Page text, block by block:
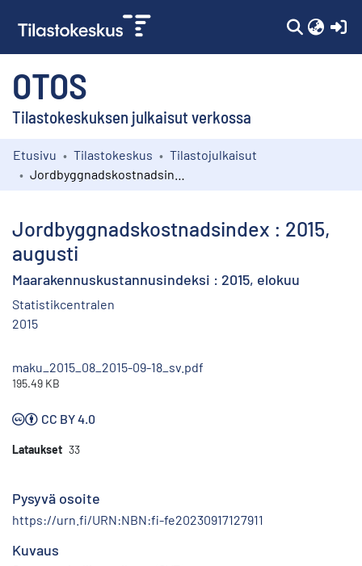
OTOS
Tilastokeskuksen julkaisut verkossa
Kokoelmat
Etusivu Tilastokeskus
Tilastojulkaisut
Jordbyggnadskostnadsindex : 2015,
augusti
Maarakennuskustannusindeksi : 2015, elokuu
Statistikcentralen
2015
maku_2015_08_2015-09-18_sv.pdf
195.49 KB
CC BY 4.0
Lataukset 33
Pysyvä osoite
https://urn.fi/URN:NBN:fi-fe20230917127911
Kuvaus